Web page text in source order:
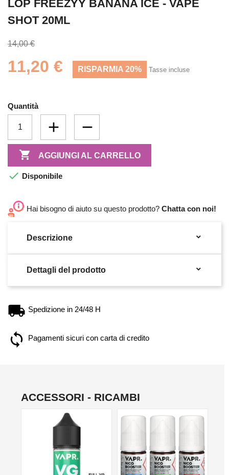
LOP FREEZYY BANANA ICE - VAPE
SHOT 20ML
14,00 €
11,20 € RISPARMIA 20% Tasse incluse
Quantità
 AGGIUNGI AL CARRELLO
 Disponibile
Hai bisogno di aiuto su questo prodotto? Chatta con noi!
Descrizione 
Dettagli del prodotto 
Spedizione in 24/48 H
Pagamenti sicuri con carta di credito
ACCESSORI - RICAMBI